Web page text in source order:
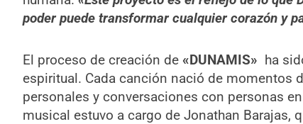
poder puede transformar cualquier corazón y
El proceso de creación de «DUNAMIS» ha
espiritual. Cada canción nació de momentos
personales y conversaciones con personas
musical estuvo a cargo de Jonathan Barajas,